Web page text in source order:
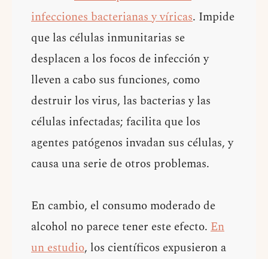
infecciones bacterianas y víricas. Impide
que las células inmunitarias se
desplacen a los focos de infección y
lleven a cabo sus funciones, como
destruir los virus, las bacterias y las
células infectadas; facilita que los
agentes patógenos invadan sus células, y
causa una serie de otros problemas.
En cambio, el consumo moderado de
alcohol no parece tener este efecto. En
un estudio, los científicos expusieron a